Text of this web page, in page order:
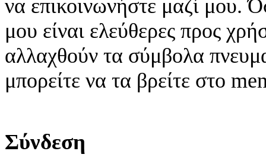
να επικοινωνήστε μαζί μου.
μου είναι ελεύθερες προς
αλλαχθούν τα σύμβολα
μπορείτε να τα βρείτε στο
Σύνδεση